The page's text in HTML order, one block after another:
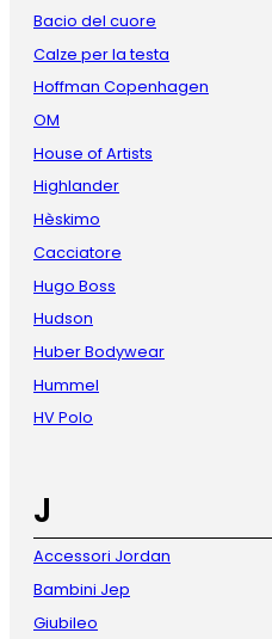
Bacio del cuore
Calze per la testa
Hoffman Copenhagen
OM
House of Artists
Highlander
Hèskimo
Cacciatore
Hugo Boss
Hudson
Huber Bodywear
Hummel
HV Polo
J
Accessori Jordan
Bambini Jep
Giubileo